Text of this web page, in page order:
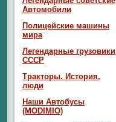
Автомобили
Полицейские машины
мира
Легендарные грузовики
СССР
Тракторы. История,
люди
Наши Автобусы
(MODIMIO)